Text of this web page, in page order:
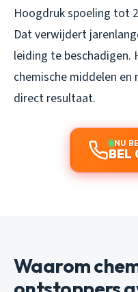
Hoogdruk spoeling tot
Dat verwijdert
leiding te beschadigen.
chemische middelen en
direct resultaat.
NU
BEL
Waarom